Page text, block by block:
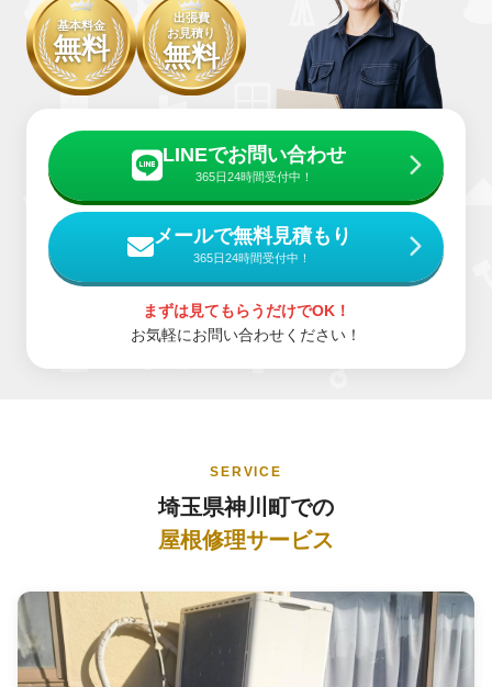
基本料金
無料
出張費
お見積り
無料
LINEでお問い合わせ
365日24時間受付中！
メールで無料見積もり
365日24時間受付中！
まずは見てもらうだけでOK！
お気軽にお問い合わせください！
SERVICE
埼玉県神川町での
屋根修理サービス